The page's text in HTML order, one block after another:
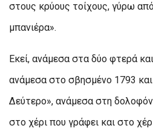
στους κρύους τοίχους, γύρω
μπανιέρα».
Εκεί, ανάμεσα στα δύο φτερά
ανάμεσα στο σβησμένο 1793
Δεύτερο», ανάμεσα στη
στο χέρι που γράφει και στο